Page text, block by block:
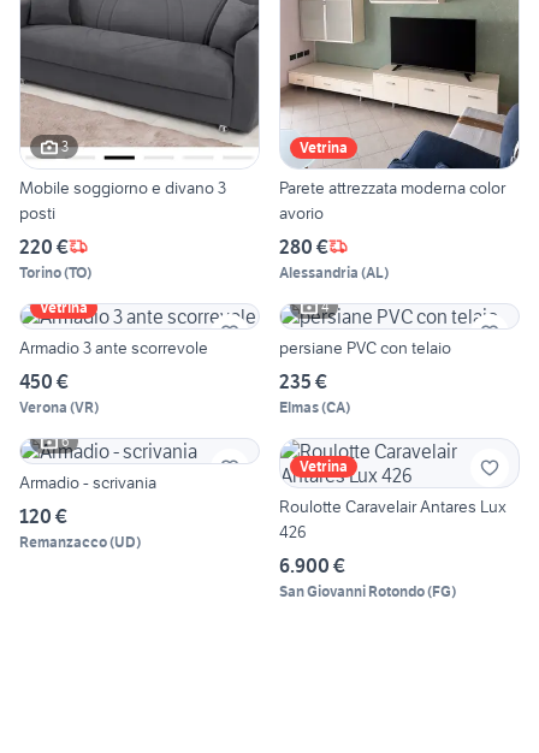
3
Mobile soggiorno e divano 3
posti
220 €
Torino(TO)
Vetrina
Parete attrezzata moderna color
avorio
280 €
Alessandria (AL)
Vetrina
Armadio 3 ante scorrevole
450 €
Verona (VR)
4
persiane PVC con telaio
235 €
Elmas(CA)
6
Armadio - scrivania
120 €
Remanzacco(UD)
Vetrina
Roulotte Caravelair Antares Lux
426
6.900 €
San Giovanni Rotondo(FG)